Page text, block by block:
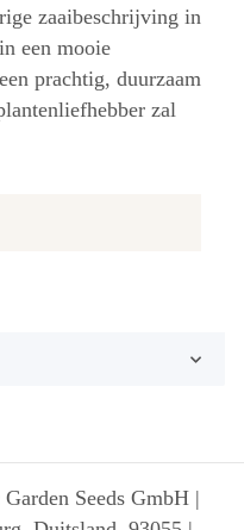
zaaibeschrijving in
een mooie
prachtig, duurzaam
zal
Seeds GmbH |